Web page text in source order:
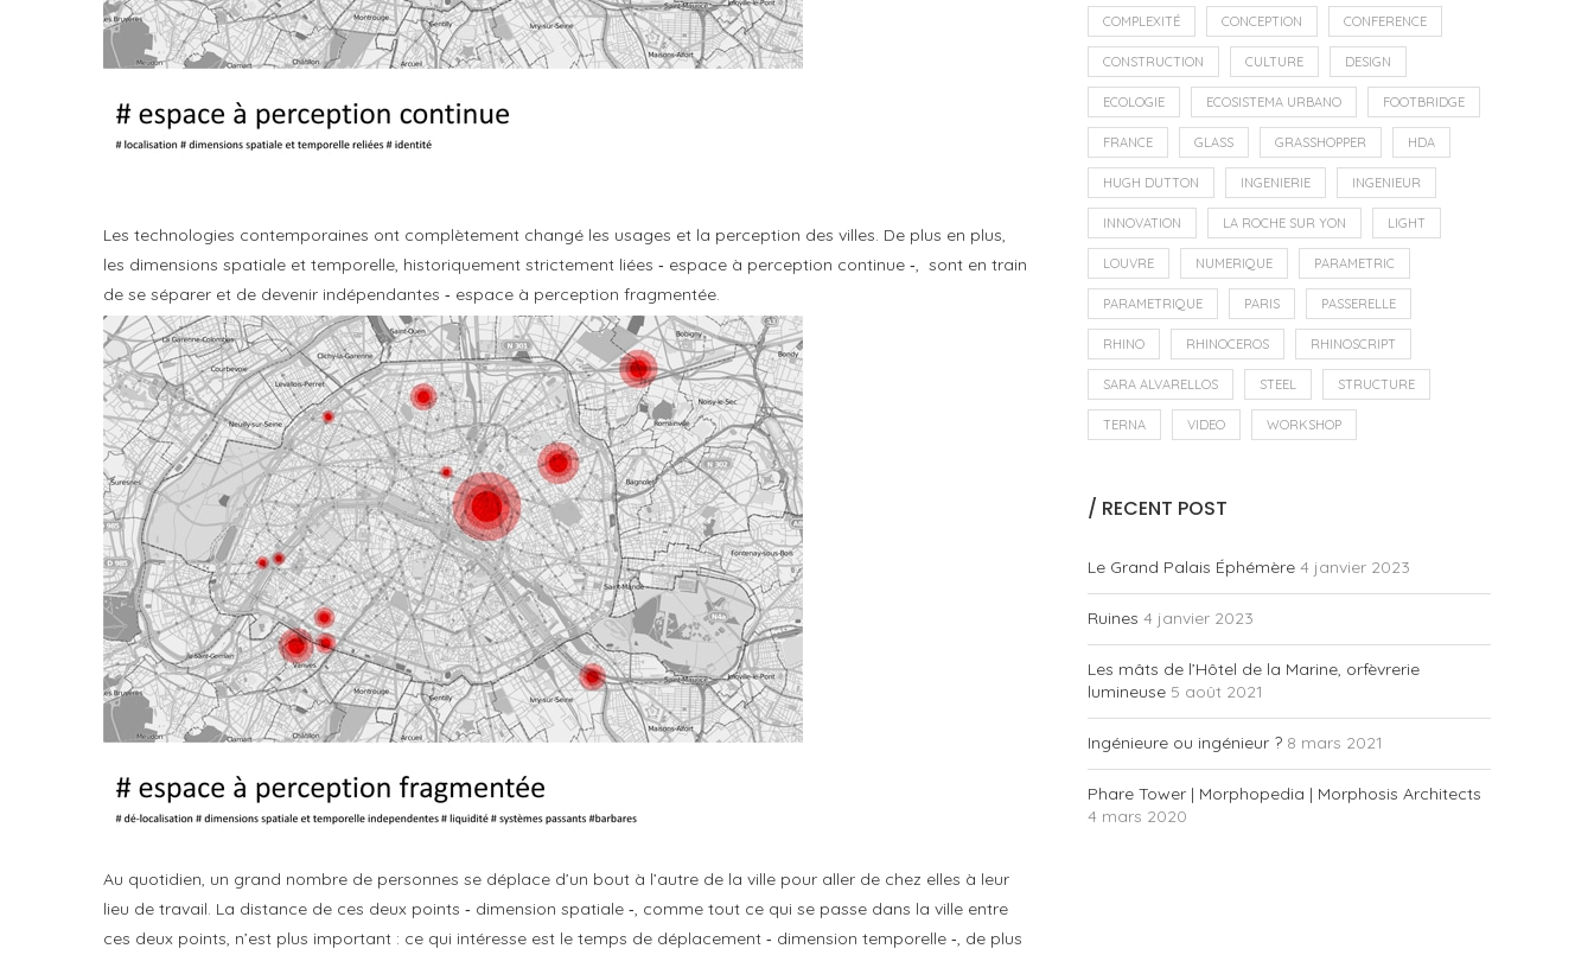
Les technologies contemporaines ont complètement changé les usages et la perception des villes. De plus en plus,
les dimensions spatiale et temporelle, historiquement strictement liées ‐ espace à perception continue ‐, sont en train
de se séparer et de devenir indépendantes ‐ espace à perception fragmentée.
Au quotidien, un grand nombre de personnes se déplace d’un bout à l’autre de la ville pour aller de chez elles à leur
lieu de travail. La distance de ces deux points ‐ dimension spatiale ‐, comme tout ce qui se passe dans la ville entre
ces deux points, n’est plus important : ce qui intéresse est le temps de déplacement ‐ dimension temporelle ‐, de plus
COMPLEXITÉ CONCEPTION CONFERENCE
CONSTRUCTION CULTURE DESIGN
ECOLOGIE ECOSISTEMA URBANO FOOTBRIDGE
FRANCE GLASS GRASSHOPPER HDA
HUGH DUTTON INGENIERIE INGENIEUR
INNOVATION LA ROCHE SUR YON LIGHT
LOUVRE NUMERIQUE PARAMETRIC
PARAMETRIQUE PARIS PASSERELLE
RHINO RHINOCEROS RHINOSCRIPT
SARA ALVARELLOS STEEL STRUCTURE
TERNA VIDEO WORKSHOP
/ RECENT POST
Le Grand Palais Éphémère 4 janvier 2023
Ruines 4 janvier 2023
Les mâts de l’Hôtel de la Marine, orfèvrerie
lumineuse 5 août 2021
Ingénieure ou ingénieur ? 8 mars 2021
Phare Tower | Morphopedia | Morphosis Architects
4 mars 2020